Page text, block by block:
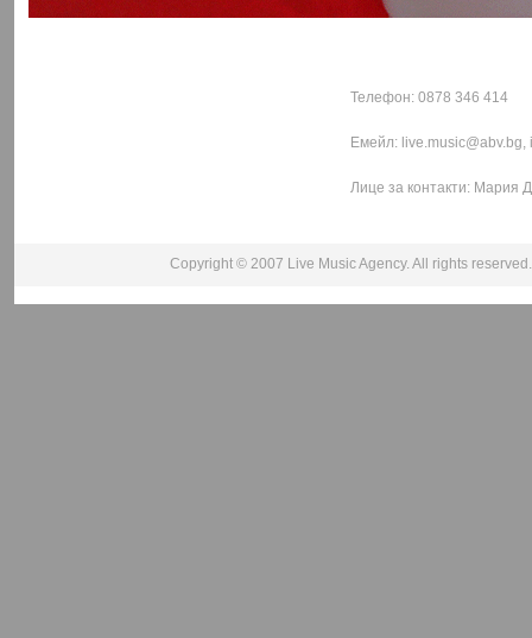
Телефон: 0878 346 414
Емейл:
Лице за контакти: Мария
Copyright © 2007 Live Music Agency. All rights